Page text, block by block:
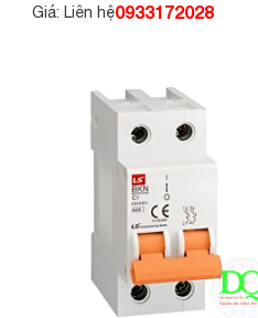
Giá: Liên hệ0933172028